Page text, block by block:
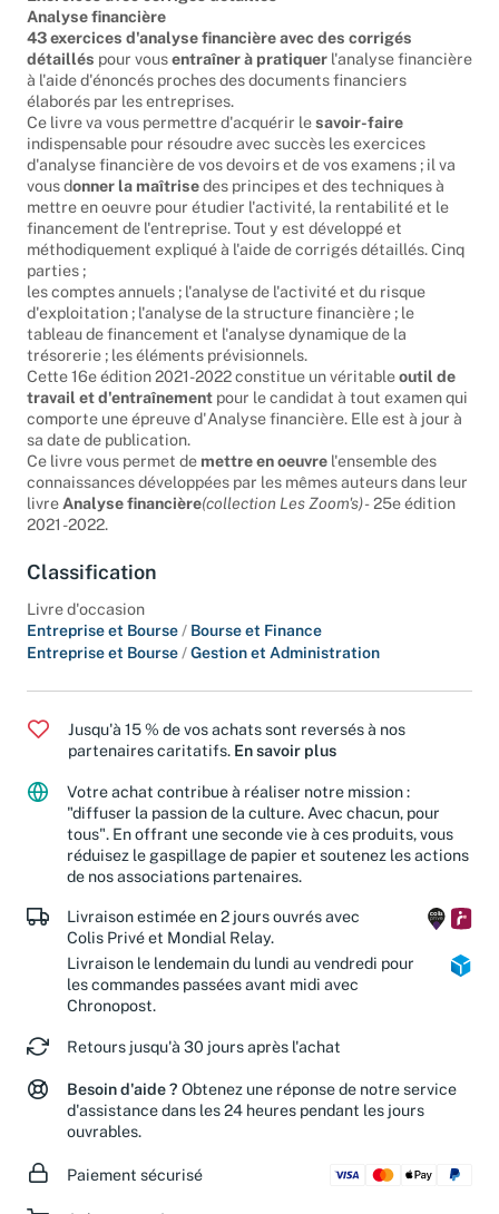
Exercices avec corrigés détaillés
Analyse financière
43 exercices d'analyse financière avec des corrigés
détailléspour vousentraîner à pratiquerl'analyse financière
à l'aide d'énoncés proches des documents financiers
élaborés par les entreprises.
Ce livre va vous permettre d'acquérir lesavoir-faire
indispensable pour résoudre avec succès les exercices
d'analyse financière de vos devoirs et de vos examens ; il va
vous donner la maîtrisedes principes et des techniques à
mettre en oeuvre pour étudier l'activité, la rentabilité et le
financement de l'entreprise. Tout y est développé et
méthodiquement expliqué à l'aide de corrigés détaillés. Cinq
parties ;
les comptes annuels ; l'analyse de l'activité et du risque
d'exploitation ; l'analyse de la structure financière ; le
tableau de financement et l'analyse dynamique de la
trésorerie ; les éléments prévisionnels.
Cette 16e édition 2021-2022 constitue un véritableoutil de
travail et d'entraînementpour le candidat à tout examen qui
comporte une épreuve d'Analyse financière. Elle est à jour à
sa date de publication.
Ce livre vous permet demettre en oeuvrel'ensemble des
connaissances développées par les mêmes auteurs dans leur
livre Analyse financière
Classification
Livre d'occasion
Entreprise et Bourse / Bourse et Finance
Jusqu'à 15 % de vos achats sont reversés à nos
partenaires caritatifs.
En savoir plus
Votre achat contribue à réaliser notre mission :
"diffuser la passion de la culture. Avec chacun, pour
tous". En offrant une seconde vie à ces produits, vous
réduisez le gaspillage de papier et soutenez les actions
de nos associations partenaires.
Livraison estimée en 2 jours ouvrés avec
Colis Privé et Mondial Relay.
Livraison le lendemain du lundi au vendredi pour
les commandes passées avant midi avec
Retours jusqu'à 30 jours après l'achat
Besoin d'aide ?Obtenez une réponse de notre service
d'assistance dans les 24 heures pendant les jours